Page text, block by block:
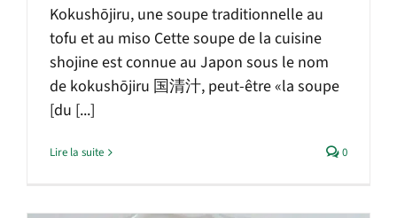
Kokushōjiru, une soupe traditionnelle au
tofu et au miso Cette soupe de la cuisine
shojine est connue au Japon sous le nom
de kokushōjiru 国清汁, peut-être «la soupe
[du [...]
Lire la suite 0